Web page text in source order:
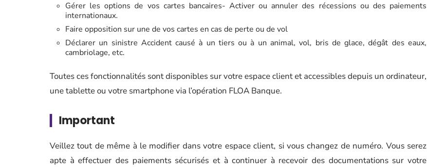
Gérer les options de vos cartes bancaires- Activer ou annuler des récessions ou des paiements
internationaux.
Faire opposition sur une de vos cartes en cas de perte ou de vol
Déclarer un sinistre Accident causé à un tiers ou à un animal, vol, bris de glace, dégât des eaux,
cambriolage, etc.
Toutes ces fonctionnalités sont disponibles sur votre espace client et accessibles depuis un ordinateur,
une tablette ou votre smartphone via l’opération FLOA Banque.
Important
Veillez tout de même à le modifier dans votre espace client, si vous changez de numéro. Vous serez
apte à effectuer des paiements sécurisés et à continuer à recevoir des documentations sur votre